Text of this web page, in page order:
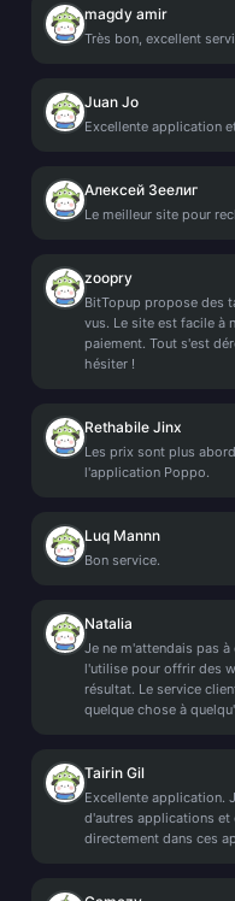
magdy amir
Très bon, excellent
Juan Jo
Excellente application
Алексей Зеелиг
Le meilleur site pour
zoopry
BitTopup propose des
vus. Le site est facile à
paiement. Tout s'est
hésiter !
Rethabile Jinx
Les prix sont plus
l'application Poppo.
Luq Mannn
Bon service.
Natalia
Je ne m'attendais pas
l'utilise pour offrir des
résultat. Le service
quelque chose à
Tairin Gil
Excellente application.
d'autres applications et
directement dans ces